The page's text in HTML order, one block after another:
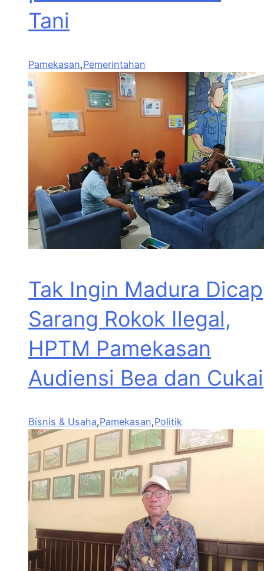
Tani
Pamekasan,Pemerintahan
Tak Ingin Madura Dicap
Sarang Rokok Ilegal,
HPTM Pamekasan
Audiensi Bea dan Cukai
Bisnis & Usaha,Pamekasan,Politik